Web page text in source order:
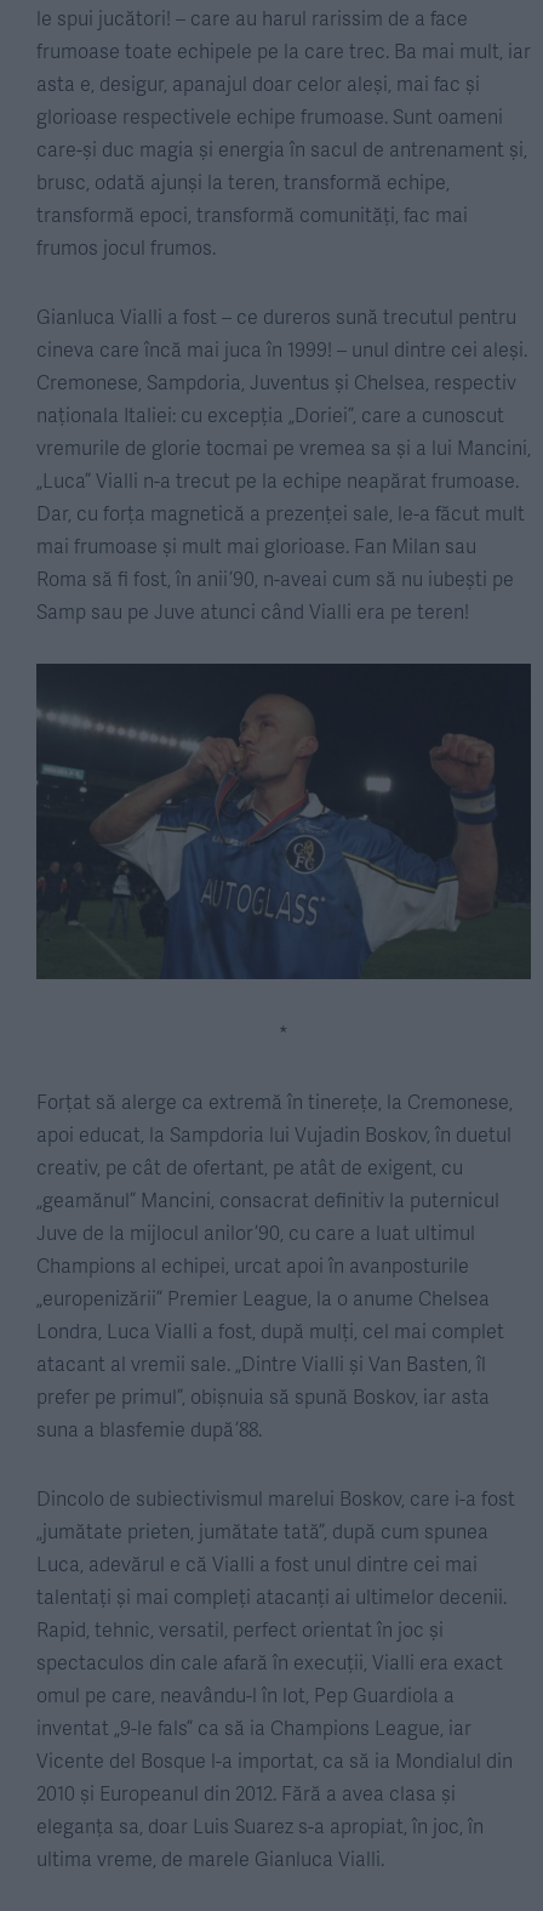
le spui jucători! – care au harul rarissim de a face
frumoase toate echipele pe la care trec. Ba mai mult, iar
asta e, desigur, apanajul doar celor aleși, mai fac și
glorioase respectivele echipe frumoase. Sunt oameni
care-și duc magia și energia în sacul de antrenament și,
brusc, odată ajunși la teren, transformă echipe,
transformă epoci, transformă comunități, fac mai
frumos jocul frumos.
Gianluca Vialli a fost – ce dureros sună trecutul pentru
cineva care încă mai juca în 1999! – unul dintre cei aleși.
Cremonese, Sampdoria, Juventus și Chelsea, respectiv
naționala Italiei: cu excepția „Doriei”, care a cunoscut
vremurile de glorie tocmai pe vremea sa și a lui Mancini,
„Luca” Vialli n-a trecut pe la echipe neapărat frumoase.
Dar, cu forța magnetică a prezenței sale, le-a făcut mult
mai frumoase și mult mai glorioase. Fan Milan sau
Roma să fi fost, în anii ’90, n-aveai cum să nu iubești pe
Samp sau pe Juve atunci când Vialli era pe teren!
*
Forțat să alerge ca extremă în tinerețe, la Cremonese,
apoi educat, la Sampdoria lui Vujadin Boskov, în duetul
creativ, pe cât de ofertant, pe atât de exigent, cu
„geamănul” Mancini, consacrat definitiv la puternicul
Juve de la mijlocul anilor ’90, cu care a luat ultimul
Champions al echipei, urcat apoi în avanposturile
„europenizării” Premier League, la o anume Chelsea
Londra, Luca Vialli a fost, după mulți, cel mai complet
atacant al vremii sale. „Dintre Vialli și Van Basten, îl
prefer pe primul”, obișnuia să spună Boskov, iar asta
suna a blasfemie după ’88.
Dincolo de subiectivismul marelui Boskov, care i-a fost
„jumătate prieten, jumătate tată”, după cum spunea
Luca, adevărul e că Vialli a fost unul dintre cei mai
talentați și mai compleți atacanți ai ultimelor decenii.
Rapid, tehnic, versatil, perfect orientat în joc și
spectaculos din cale afară în execuții, Vialli era exact
omul pe care, neavându-l în lot, Pep Guardiola a
inventat „9-le fals” ca să ia Champions League, iar
Vicente del Bosque l-a importat, ca să ia Mondialul din
2010 și Europeanul din 2012. Fără a avea clasa și
eleganța sa, doar Luis Suarez s-a apropiat, în joc, în
ultima vreme, de marele Gianluca Vialli.